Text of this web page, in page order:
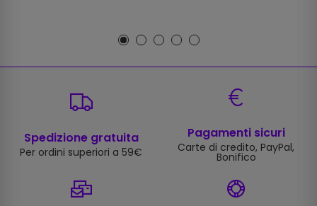
Spedizione gratuita
Per ordini superiori a 59€
Pagamenti sicuri
Carte di credito, PayPal,
Bonifico